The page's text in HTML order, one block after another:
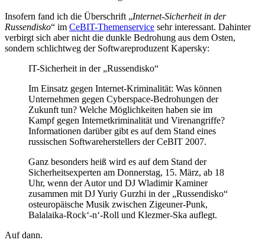
Insofern fand ich die Überschrift „Internet-Sicherheit in der
Russendisko“ im CeBIT-Themenservice sehr interessant. Dahinter
verbirgt sich aber nicht die dunkle Bedrohung aus dem Osten,
sondern schlichtweg der Softwareproduzent Kapersky:
IT-Sicherheit in der „Russendisko“
Im Einsatz gegen Internet-Kriminalität: Was können
Unternehmen gegen Cyberspace-Bedrohungen der
Zukunft tun? Welche Möglichkeiten haben sie im
Kampf gegen Internetkriminalität und Virenangriffe?
Informationen darüber gibt es auf dem Stand eines
russischen Softwareherstellers der CeBIT 2007.
Ganz besonders heiß wird es auf dem Stand der
Sicherheitsexperten am Donnerstag, 15. März, ab 18
Uhr, wenn der Autor und DJ Wladimir Kaminer
zusammen mit DJ Yuriy Gurzhi in der „Russendisko“
osteuropäische Musik zwischen Zigeuner-Punk,
Balalaika-Rock‘-n‘-Roll und Klezmer-Ska auflegt.
Auf dann.